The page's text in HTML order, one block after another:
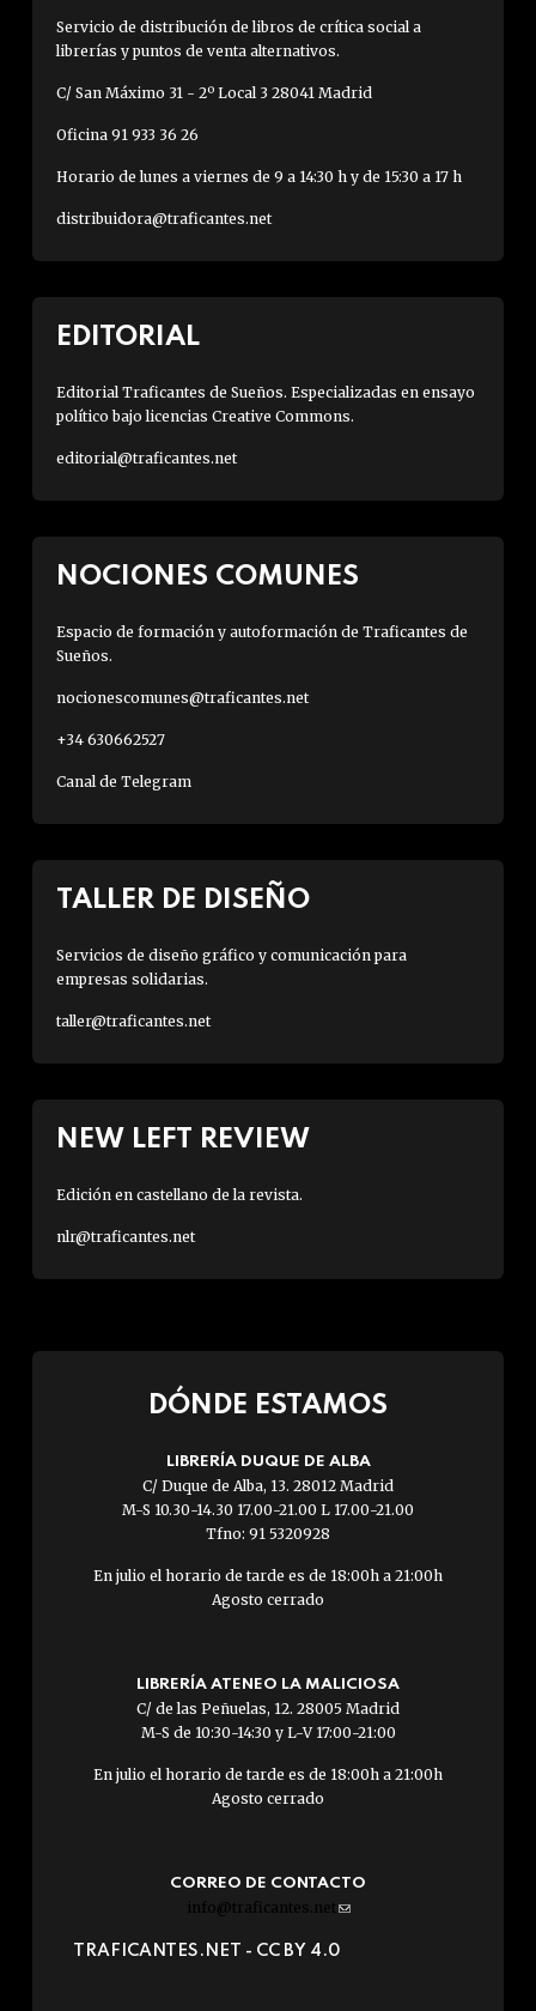
Servicio de distribución de libros de crítica social a
librerías y puntos de venta alternativos.
C/ San Máximo 31 - 2º Local 3 28041 Madrid
Oficina 91 933 36 26
Horario de lunes a viernes de 9 a 14:30 h y de 15:30 a 17 h
distribuidora@traficantes.net
EDITORIAL
Editorial Traficantes de Sueños. Especializadas en ensayo
político bajo licencias Creative Commons.
editorial@traficantes.net
NOCIONES COMUNES
Espacio de formación y autoformación de Traficantes de
Sueños.
nocionescomunes@traficantes.net
+34 630662527
Canal de Telegram
TALLER DE DISEÑO
Servicios de diseño gráfico y comunicación para
empresas solidarias.
taller@traficantes.net
NEW LEFT REVIEW
Edición en castellano de la revista.
nlr@traficantes.net
DÓNDE ESTAMOS
LIBRERÍA DUQUE DE ALBA
C/ Duque de Alba, 13. 28012 Madrid
M-S 10.30-14.30 17.00-21.00 L 17.00-21.00
Tfno: 91 5320928
En julio el horario de tarde es de 18:00h a 21:00h
Agosto cerrado
LIBRERÍA ATENEO LA MALICIOSA
C/ de las Peñuelas, 12. 28005 Madrid
M-S de 10:30-14:30 y L-V 17:00-21:00
En julio el horario de tarde es de 18:00h a 21:00h
Agosto cerrado
CORREO DE CONTACTO
info@traficantes.net (link
e-
TRAFICANTES.NET - CC BY 4.0